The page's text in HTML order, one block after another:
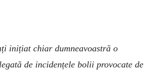
inițiat chiar dumneavoastră o
de incidențele bolii provocate de